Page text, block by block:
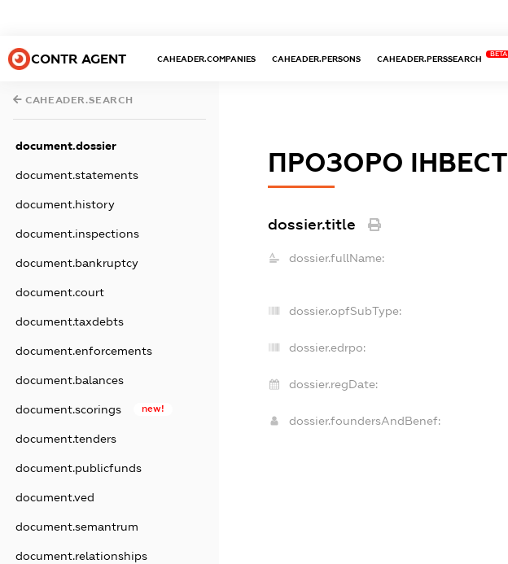
CONTR AGENT CAHEADER.COMPANIES CAHEADER.PERSONS CAHEADER.PERSSEARCH
BETA
CAHEADER.SEARCH
document.dossier
document.statements
document.history
document.inspections
document.bankruptcy
document.court
document.taxdebts
document.enforcements
document.balances
document.scorings new!
document.tenders
document.publicfunds
document.ved
document.semantrum
document.relationships
ПРОЗОРО ІНВЕСТ
dossier.title
dossier.fullName:
dossier.opfSubType:
dossier.edrpo:
dossier.regDate:
dossier.foundersAndBenef: